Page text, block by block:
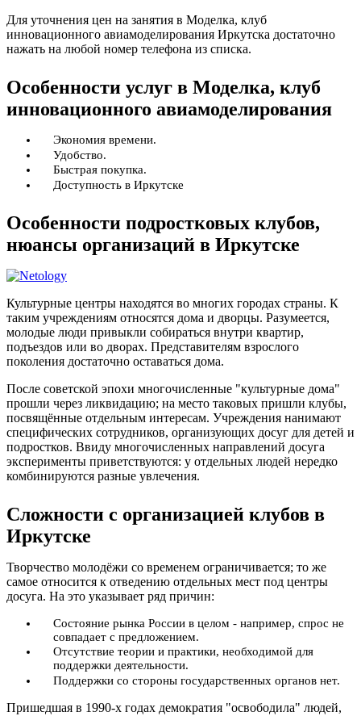
Для уточнения цен на занятия в Моделка, клуб
инновационного авиамоделирования Иркутска достаточно
нажать на любой номер телефона из списка.
Особенности услуг в Моделка, клуб
инновационного авиамоделирования
Экономия времени.
Удобство.
Быстрая покупка.
Доступность в Иркутске
Особенности подростковых клубов,
нюансы организаций в Иркутске
Культурные центры находятся во многих городах страны. К
таким учреждениям относятся дома и дворцы. Разумеется,
молодые люди привыкли собираться внутри квартир,
подъездов или во дворах. Представителям взрослого
поколения достаточно оставаться дома.
После советской эпохи многочисленные "культурные дома"
прошли через ликвидацию; на место таковых пришли клубы,
посвящённые отдельным интересам. Учреждения нанимают
специфических сотрудников, организующих досуг для детей и
подростков. Ввиду многочисленных направлений досуга
эксперименты приветствуются: у отдельных людей нередко
комбинируются разные увлечения.
Сложности с организацией клубов в
Иркутске
Творчество молодёжи со временем ограничивается; то же
самое относится к отведению отдельных мест под центры
досуга. На это указывает ряд причин:
Состояние рынка России в целом - например, спрос не
совпадает с предложением.
Отсутствие теории и практики, необходимой для
поддержки деятельности.
Поддержки со стороны государственных органов нет.
Пришедшая в 1990-х годах демократия "освободила" людей,